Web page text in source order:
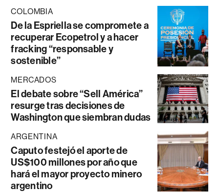
COLOMBIA
De la Espriella se compromete a
recuperar Ecopetrol y a hacer
fracking “responsable y
sostenible”
MERCADOS
El debate sobre “Sell América”
resurge tras decisiones de
Washington que siembran dudas
ARGENTINA
Caputo festejó el aporte de
US$100 millones por año que
hará el mayor proyecto minero
argentino